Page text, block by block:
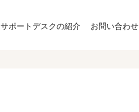
サポートデスクの紹介 お問い合わせ